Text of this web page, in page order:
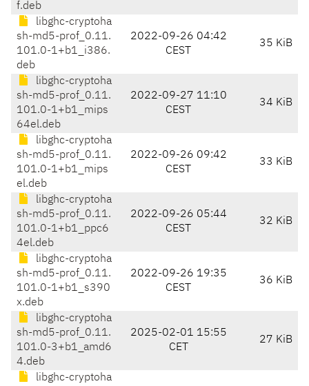
f.deb
libghc-cryptoha
sh-md5-prof_0.11.
101.0-1+b1_i386.
deb
2022-09-26 04:42
CEST
35 KiB
libghc-cryptoha
sh-md5-prof_0.11.
101.0-1+b1_mips
64el.deb
2022-09-27 11:10
CEST
34 KiB
libghc-cryptoha
sh-md5-prof_0.11.
101.0-1+b1_mips
el.deb
2022-09-26 09:42
CEST
33 KiB
libghc-cryptoha
sh-md5-prof_0.11.
101.0-1+b1_ppc6
4el.deb
2022-09-26 05:44
CEST
32 KiB
libghc-cryptoha
sh-md5-prof_0.11.
101.0-1+b1_s390
x.deb
2022-09-26 19:35
CEST
36 KiB
libghc-cryptoha
sh-md5-prof_0.11.
101.0-3+b1_amd6
4.deb
2025-02-01 15:55
CET
27 KiB
libghc-cryptoha